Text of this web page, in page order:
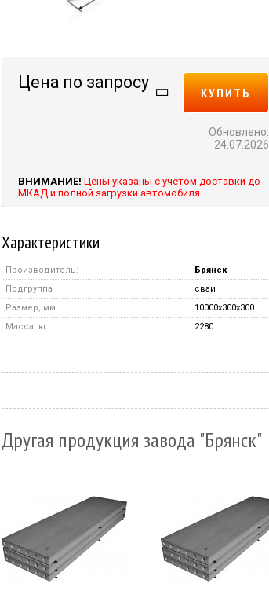
Цена по запросу
КУПИТЬ
Обновлено:
24.07.2026
ВНИМАНИЕ! Цены указаны с учетом доставки до
МКАД и полной загрузки автомобиля
Характеристики
Производитель:
Брянск
Подгруппа
сваи
Размер, мм
10000x300x300
Масса, кг
2280
Другая продукция завода "Брянск"